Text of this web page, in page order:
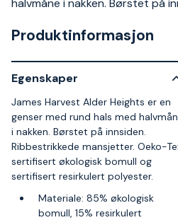
Produktinformasjon
Egenskaper
James Harvest Alder Heights er en
genser med rund hals med
i nakken. Børstet på innsiden.
Ribbestrikkede mansjetter. Oeko-
sertifisert økologisk bomull og
sertifisert resirkulert polyester.
Materiale: 85% økologisk
bomull, 15% resirkulert